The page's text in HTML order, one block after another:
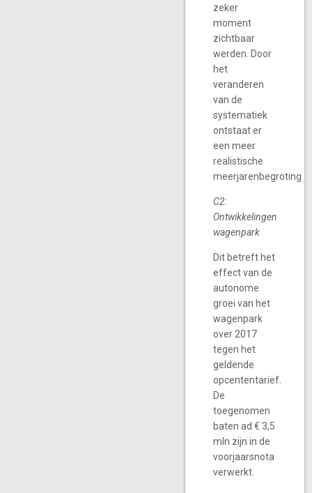
zeker
moment
zichtbaar
werden. Door
het
veranderen
van de
systematiek
ontstaat er
een meer
realistische
meerjarenbegroting
C2:
Ontwikkelingen
wagenpark
Dit betreft het
effect van de
autonome
groei van het
wagenpark
over 2017
tegen het
geldende
opcententarief.
De
toegenomen
baten ad € 3,5
mln zijn in de
voorjaarsnota
verwerkt.